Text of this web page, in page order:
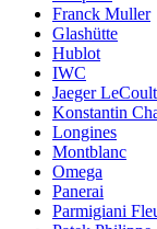
Franck Muller
Glashütte
Hublot
IWC
Jaeger
Konstantin
Longines
Montblanc
Omega
Panerai
Parmigiani